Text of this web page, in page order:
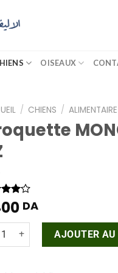
OISEAUX
/ CHIENS / ALIMENTAIRE
DA
de CroquetteAJOUTER AU